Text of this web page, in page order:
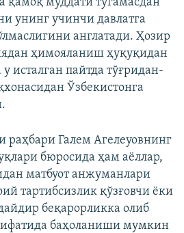
унинг учинчи давлатга
англатади. Ҳозир
ҳимояланиш ҳуқуқидан
исталган пайтда тўғридан-
Ўзбекистонга
Галем Агелеуовнинг
бюросида ҳам аёллар,
матбуот анжуманлари
тартибсизлик қўзғовчи ёки
беқарорликка олиб
баҳоланиши мумкин